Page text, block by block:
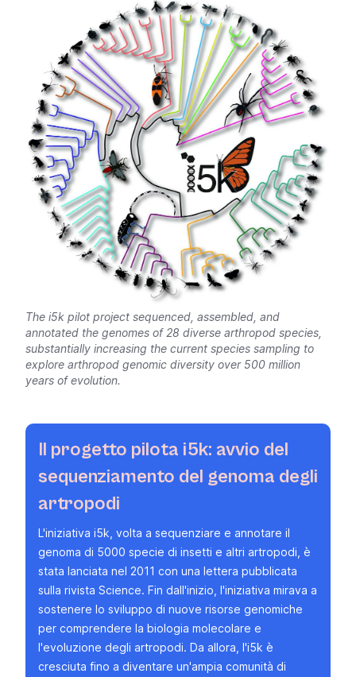
Il progetto pilota i5k: avvio del
sequenziamento del genoma degli
artropodi
L'iniziativa i5k volta a sequenziare e annotare il
genoma di 5000 specie di insetti e altri artropodi, è
stata lanciata nel 2011 con una lettera pubblicata
sulla rivista Science. Fin dall'inizio, l'iniziativa mirava a
sostenere lo sviluppo di nuove risorse genomiche
per comprendere la biologia molecolare e
l'evoluzione degli artropodi. Da allora, l'i5k è
cresciuta fino a diventare un'ampia comunità di
The i5k pilot project sequenced, assembled, and
annotated the genomes of 28 diverse arthropod species,
substantially increasing the current species sampling to
explore arthropod genomic diversity over 500 million
years of evolution.